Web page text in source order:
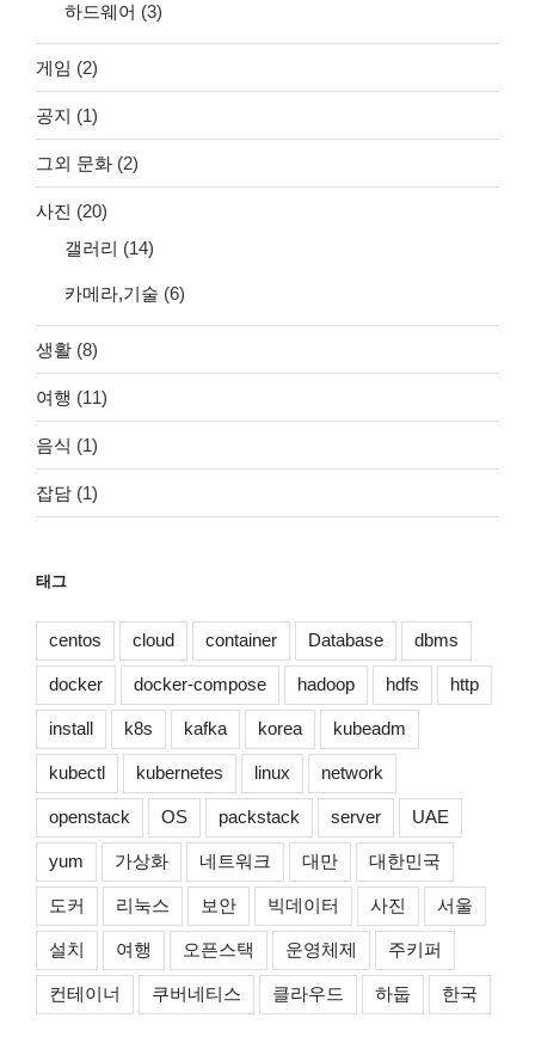
하드웨어 (3)
게임 (2)
공지 (1)
그외 문화 (2)
사진 (20)
갤러리 (14)
카메라,기술 (6)
생활 (8)
여행 (11)
음식 (1)
잡담 (1)
태그
centos cloud container Database dbms
docker docker-compose hadoop hdfs http
install k8s kafka korea kubeadm
kubectl kubernetes linux network
openstack OS packstack server UAE
yum 가상화 네트워크 대만 대한민국
도커 리눅스 보안 빅데이터 사진 서울
설치 여행 오픈스택 운영체제 주키퍼
컨테이너 쿠버네티스 클라우드 하둡 한국